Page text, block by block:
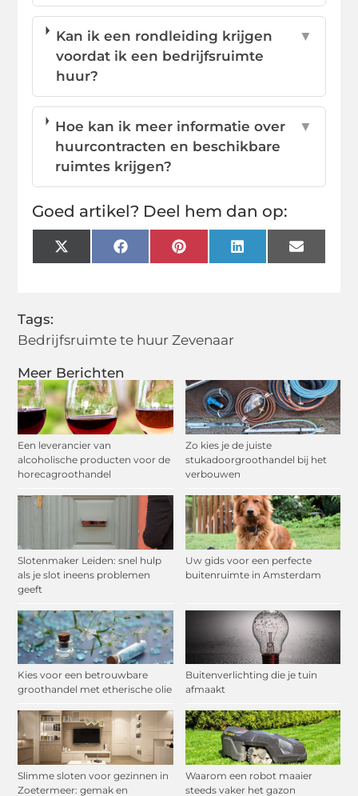
Meer Berichten
Een leverancier van
alcoholische producten voor de
horecagroothandel
Zo kies je de juiste
stukadoorgroothandel bij het
verbouwen
Slotenmaker Leiden: snel hulp
als je slot ineens problemen
geeft
Uw gids voor een perfecte
buitenruimte in Amsterdam
Kies voor een betrouwbare
groothandel met etherische olie
Buitenverlichting die je tuin
afmaakt
Slimme sloten voor gezinnen in
Zoetermeer: gemak en
Waarom een robot maaier
steeds vaker het gazon
Kan ik een rondleiding krijgen
voordat ik een bedrijfsruimte
huur?
▼
Hoe kan ik meer informatie over
huurcontracten en beschikbare
ruimtes krijgen?
▼
Goed artikel? Deel hem dan op:
X
(Twitter)
FacebookPinterestLinkedInEmail
Tags:
Bedrijfsruimte te huur Zevenaar